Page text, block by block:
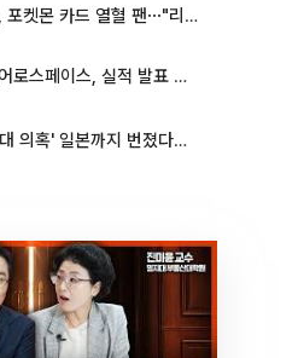
'차쥐뿔' 이준영, 포켓몬 카드 열혈 팬⋯"리셀러 처단할 것"
LIG디펜스앤에어로스페이스, 실적 발표 후 급락→반등⋯증권가 “28년까지 튼튼”
축구협회 '성 접대 의혹' 일본까지 번졌다…日 심판 실명 공개